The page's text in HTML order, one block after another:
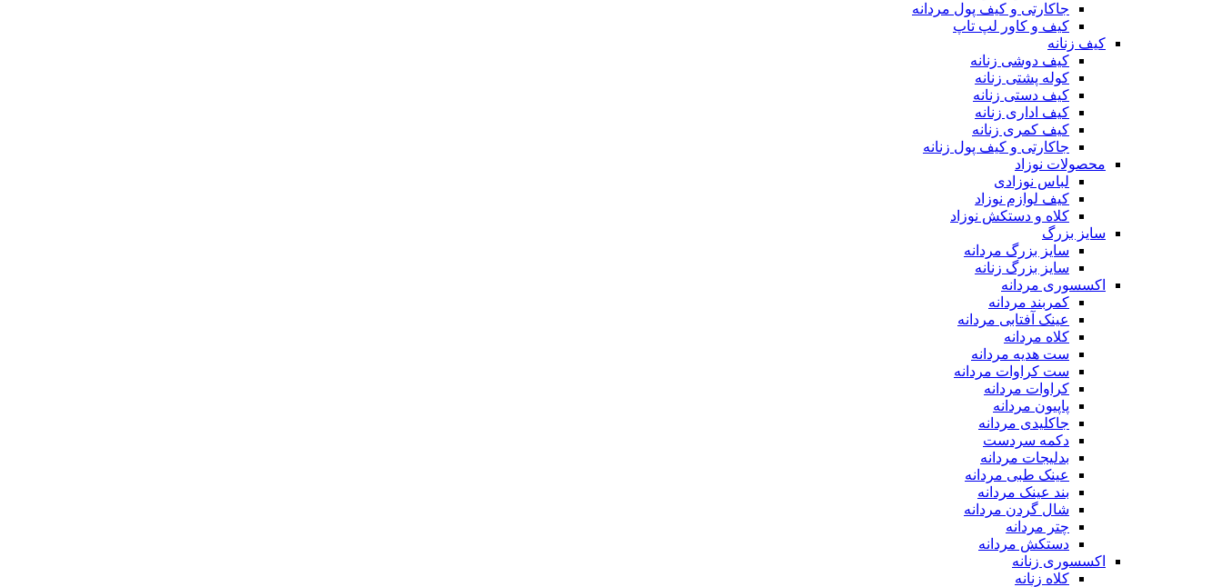
جاکارتی و کیف پول مردانه
کیف و کاور لپ تاپ
کیف زنانه
کیف دوشی زنانه
کوله پشتی زنانه
کیف دستی زنانه
کیف اداری زنانه
کیف کمری زنانه
جاکارتی و کیف پول زنانه
محصولات نوزاد
لباس نوزادی
کیف لوازم نوزاد
کلاه و دستکش نوزاد
سایز بزرگ
سایز بزرگ مردانه
سایز بزرگ زنانه
اکسسوری مردانه
کمربند مردانه
عینک آفتابی مردانه
کلاه مردانه
ست هدیه مردانه
ست کراوات مردانه
کراوات مردانه
پاپیون مردانه
جاکلیدی مردانه
دکمه سردست
بدلیجات مردانه
عینک طبی مردانه
بند عینک مردانه
شال گردن مردانه
چتر مردانه
دستکش مردانه
اکسسوری زنانه
کلاه زنانه